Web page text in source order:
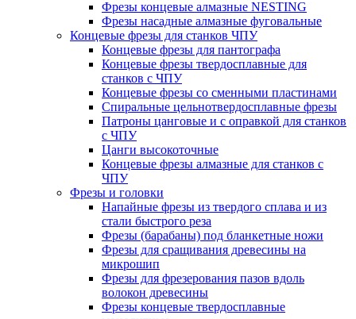
Фрезы концевые алмазные NESTING
Фрезы насадные алмазные фуговальные
Концевые фрезы для станков ЧПУ
Концевые фрезы для пантографа
Концевые фрезы твердосплавные для
станков с ЧПУ
Концевые фрезы со сменными пластинами
Спиральные цельнотвердосплавные фрезы
Патроны цанговые и с оправкой для станков
с ЧПУ
Цанги высокоточные
Концевые фрезы алмазные для станков с
ЧПУ
Фрезы и головки
Напайные фрезы из твердого сплава и из
стали быстрого реза
Фрезы (барабаны) под бланкетные ножи
Фрезы для сращивания древесины на
микрошип
Фрезы для фрезерования пазов вдоль
волокон древесины
Фрезы концевые твердосплавные